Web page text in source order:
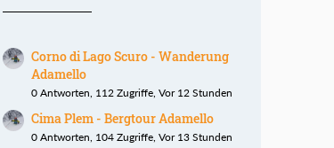
Corno di Lago Scuro - Wanderung
Adamello
0 Antworten, 112 Zugriffe, Vor 12 Stunden
Cima Plem - Bergtour Adamello
0 Antworten, 104 Zugriffe, Vor 13 Stunden